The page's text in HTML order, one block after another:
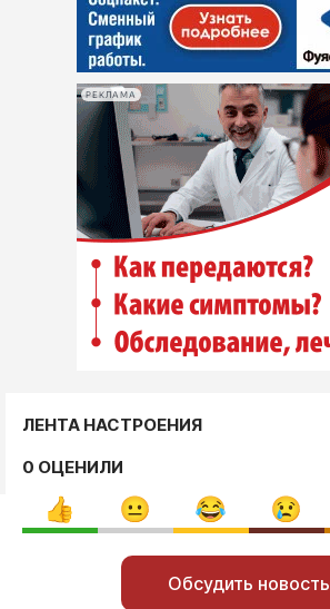
РЕКЛАМА
ЛЕНТА НАСТРОЕНИЯ
0 ОЦЕНИЛИ
Обсудить новость